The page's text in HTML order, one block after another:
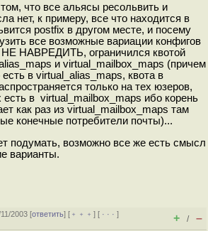
что все альясы ресольвить и
нет, к примеру, все что находится в
postfix в другом месте, и посему
все возможные вариации конфигов
НЕ НАВРЕДИТЬ, ограничился квотой
и virtual_mailbox_maps (причем
в virtual_alias_maps, квота в
только на тех юзеров,
есть в virtual_mailbox_maps ибо корень
как раз из virtual_mailbox_maps там
конечные потребители почты)...
подумать, возможно все же есть смысл
варианты.
2003 [ответить] [ ﹢﹢﹢] [ · · ·]
+ / –